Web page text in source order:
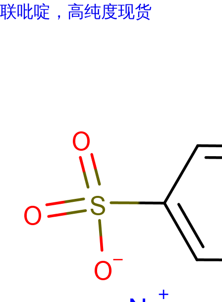
联吡啶，高纯度现货